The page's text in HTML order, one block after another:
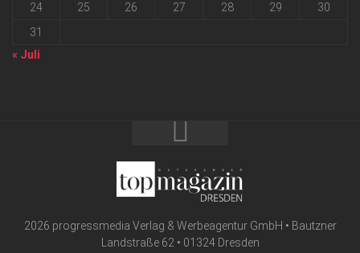
24
25 26 27 28 29
30
31
« Juli
2026 progressmedia Verlag & Werbeagentur GmbH • Bautzner
Landstraße 62 • 01324 Dresden